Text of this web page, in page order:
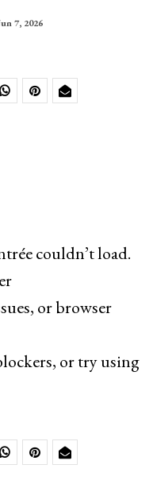
7, 2026
couldn’t load.
or browser
or try using